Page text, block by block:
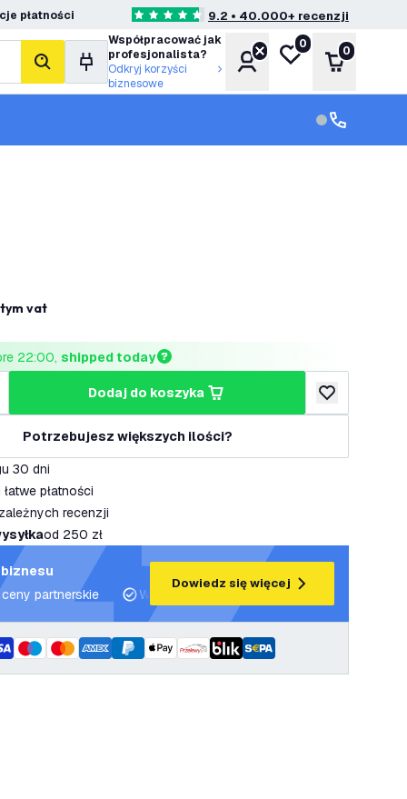
płatności 4.6 Gwiazdki oceny9.2 • 40.000+ recenzji
Szukaj
Współpracować jak
profesjonalista?
Odkryj korzyści
biznesowe
KontoMoja lista życzeń
0
Koszyk
0
Obsługa
Obsługa
vat
22:00, shipped today
ilość dodaj do koszyka
dodaj do listy
Potrzebujesz większych ilości?
30 dni
płatności
recenzji
od 250 zł
partnerskie
Wsparcie projektowe i plany oświetleniowe
Dowiedz się więcej